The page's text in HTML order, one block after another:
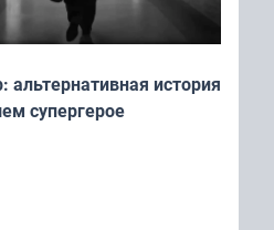
альтернативная история
супергерое